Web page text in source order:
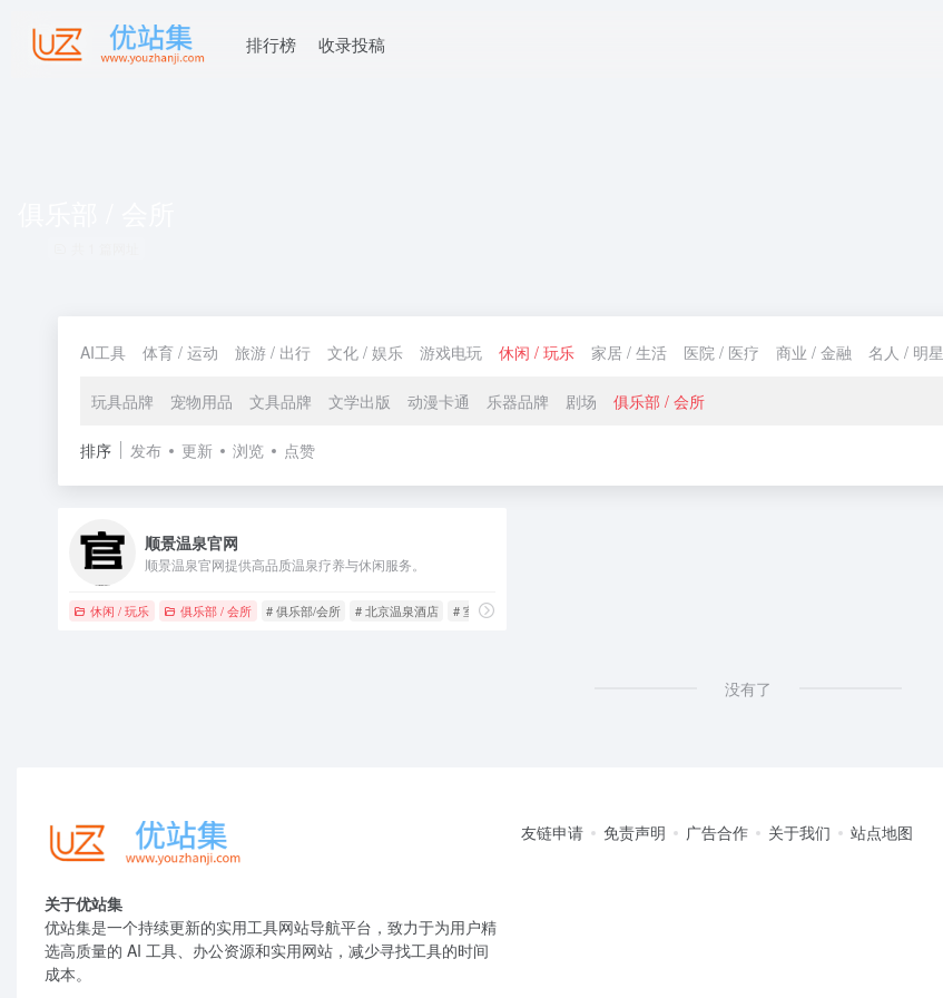
排行榜 收录投稿
AI工具 体育 / 运动 旅游 / 出行 文化 / 娱乐 游戏电玩 休闲 / 玩乐 家居 / 生活 医院 / 医疗 商业 / 金融 名人 / 明星
玩具品牌 宠物用品 文具品牌 文学出版 动漫卡通 乐器品牌 剧场 俱乐部 / 会所
排序 发布 更新 浏览 点赞
顺景温泉官网
顺景温泉官网提供高品质温泉疗养与休闲服务。
休闲 / 玩乐 俱乐部 / 会所 # 俱乐部/会所 # 北京温泉酒店 # 室内温泉
没有了
关于优站集
优站集是一个持续更新的实用工具网站导航平台，致力于为用户精
选高质量的 AI 工具、办公资源和实用网站，减少寻找工具的时间
成本。
友链申请 免责声明 广告合作 关于我们 站点地图